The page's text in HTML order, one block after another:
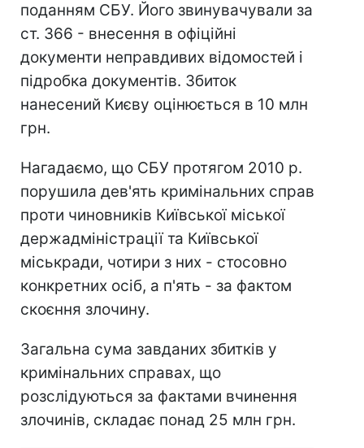
поданням СБУ. Його звинувачували за
ст. 366 - внесення в офіційні
документи неправдивих відомостей і
підробка документів. Збиток
нанесений Києву оцінюється в 10 млн
грн.
Нагадаємо, що СБУ протягом 2010 р.
порушила дев'ять кримінальних справ
проти чиновників Київської міської
держадміністрації та Київської
міськради, чотири з них - стосовно
конкретних осіб, а п'ять - за фактом
скоєння злочину.
Загальна сума завданих збитків у
кримінальних справах, що
розслідуються за фактами вчинення
злочинів, складає понад 25 млн грн.